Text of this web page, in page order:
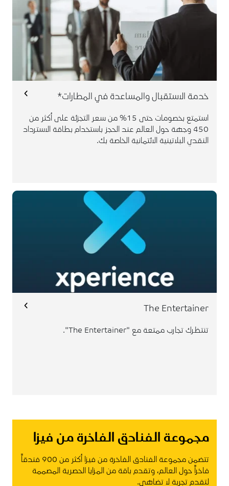
خدمة الاستقبال والمساعدة في المطارات*
استمتع بخصومات حتى 15% من سعر التجزئة على أكثر من
450 وجهة حول العالم عند الحجز باستخدام بطاقة الاسترداد
النقدي البلاتينية الائتمانية الخاصة بك.
تفعيل الخصم مباشرة.
يجب حجز الخدمات قبل 72 ساعة على الأقل من
موعد السفر.
لا يستخدم العرض مع أي عروض أخرى.
يمكن لحاملي البطاقة حجز خدمات أخرى مثل
التنقل بسيارة فاخرة، والتأشيرة عند الوصول،
وحمل الأمتعة وغيرها.
The Entertainer
تنتظرك تجارب ممتعة مع "The Entertainer".
للأجهزة الذكية والتسجيل باستخدام بطاقة الاسترداد النقدي
الحصرية على المطاعم والفعاليات بالإضافة إلى أكثر من
اضغط هنا
مجموعة الفنادق الفاخرة من فيزا
تتضمن مجموعة الفنادق الفاخرة من فيزا أكثر من 900 فندقاً
فاخراً حول العالم، وتقدم باقة من المزايا الحصرية المصممة
لتقدم تجربة لا تضاهى.